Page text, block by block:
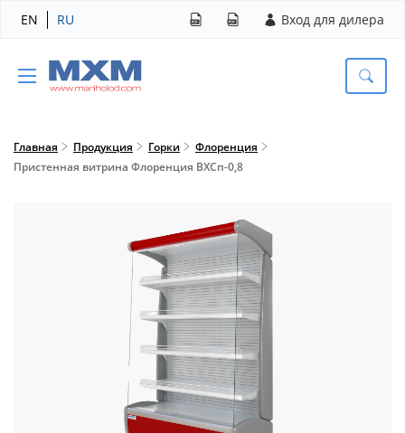
EN RU Вход для дилера
Главная Продукция Горки
Флоренция
Пристенная витрина Флоренция ВХСп-0,8